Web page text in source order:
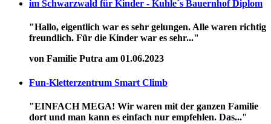
im Schwarzwald für Kinder - Kuhle´s Bauernhof Diplom
"Hallo, eigentlich war es sehr gelungen. Alle waren richtig
freundlich. Für die Kinder war es sehr..."
von Familie Putra am 01.06.2023
Fun-Kletterzentrum Smart Climb
"EINFACH MEGA! Wir waren mit der ganzen Familie
dort und man kann es einfach nur empfehlen. Das..."